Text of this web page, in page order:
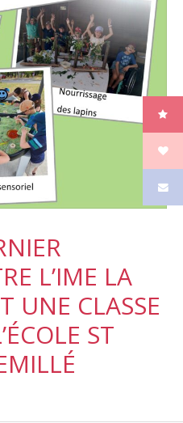
L’IME LA
UNE CLASSE
ST